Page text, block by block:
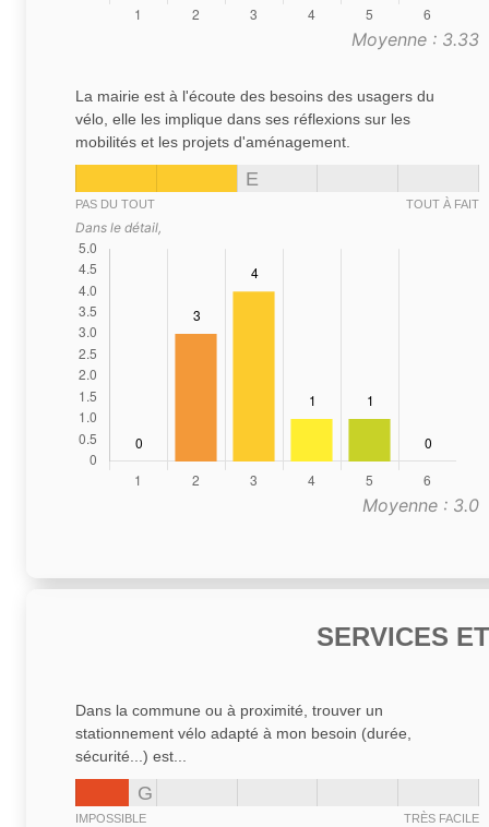
Moyenne : 3.33
La mairie est à l'écoute des besoins des usagers du
vélo, elle les implique dans ses réflexions sur les
mobilités et les projets d'aménagement.
E
PAS DU TOUT TOUT À FAIT
Dans le détail,
Moyenne : 3.0
SERVICES
Dans la commune ou à proximité, trouver un
stationnement vélo adapté à mon besoin (durée,
sécurité...) est...
G
IMPOSSIBLE TRÈS FACILE